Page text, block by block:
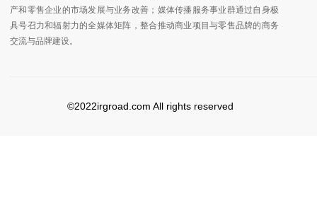
产和零售企业的市场发展与业务改善；媒体传播服务事业群通过自身极
具号召力和辐射力的全媒体矩阵，整合推动商业项目与零售品牌的商务
交流与品牌建设。
©2022irgroad.com All rights reserved